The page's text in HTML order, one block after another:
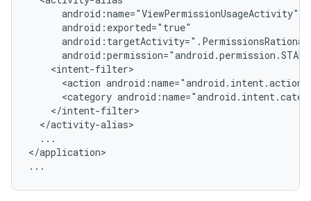
<action
<category
...
</application>